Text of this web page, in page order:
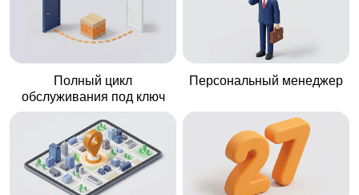
Полный цикл
обслуживания под ключ
Персональный менеджер